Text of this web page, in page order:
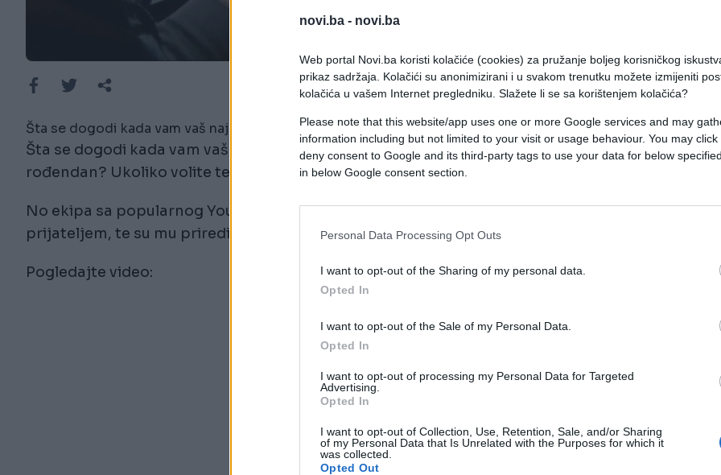
novi.ba - novi.ba
Web portal Novi.ba koristi kolačiće (cookies) za pružanje boljeg korisničkog
prikaz sadržaja. Kolačići su anonimizirani i u svakom trenutku možete izmijeniti
kolačića u vašem Internet pregledniku. Slažete li se sa korištenjem kolačića?
Please note that this website/app uses one or more Google services and may
information including but not limited to your visit or usage behaviour. You may
deny consent to Google and its third-party tags to use your data for below
in below Google consent section.
Personal Data Processing Opt Outs
I want to opt-out of the Sharing of my personal data.
Opted In
I want to opt-out of the Sale of my Personal Data.
Opted In
I want to opt-out of processing my Personal Data for Targeted
Advertising.
Opted In
I want to opt-out of Collection, Use, Retention, Sale, and/or Sharing
of my Personal Data that Is Unrelated with the Purposes for which it
was collected.
Opted Out
Šta se dogodi kada vam vaš najbolji prijatelj obeća nevjerovatnu i skupocjenu tetovažu za vaš rođendan?
Šta se dogodi kada vam vaš najbolji prijatelj obeća nevjerovatnu i skupocjenu tetovažu za vaš
rođendan? Ukoliko volite tetovaže, to ćete naravno prihvatiti sa zadovoljstvom.
No ekipa sa popularnog Youtube kanala "HammyTV" odlučila se malo našaliti sa svojim
prijateljem, te su mu priredili dan za pamćenje.
Pogledajte video: